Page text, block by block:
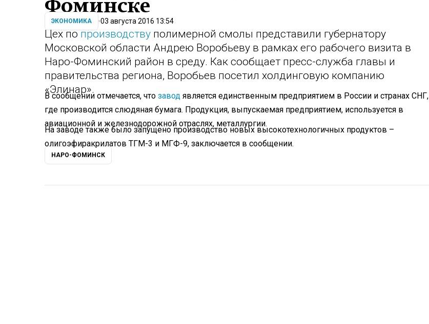
Фоминске
ЭКОНОМИКА 03 августа 2016 13:54
Цех попроизводству полимерной смолы представили губернатору
Московской области Андрею Воробьеву в рамках его рабочего визита в
Наро-Фоминский район в среду. Как сообщает пресс-служба главы и
правительства региона, Воробьев посетил холдинговую компанию
«Элинар».
В сообщении отмечается, что завод является единственным предприятием в России и странах СНГ,
где производится слюдяная бумага. Продукция, выпускаемая предприятием, используется в
авиационной и железнодорожной отраслях, металлургии.
На заводе также было запущено производство новых высокотехнологичных продуктов –
олигоэфиракрилатов ТГМ-3 и МГФ-9, заключается в сообщении.
НАРО-ФОМИНСК